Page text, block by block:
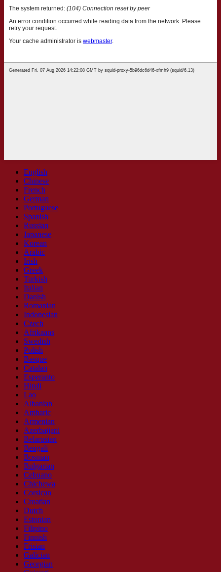
English
Chinese
French
German
Portuguese
Spanish
Russian
Japanese
Korean
Arabic
Irish
Greek
Turkish
Italian
Danish
Romanian
Indonesian
Czech
Afrikaans
Swedish
Polish
Basque
Catalan
Esperanto
Hindi
Lao
Albanian
Amharic
Armenian
Azerbaijani
Belarusian
Bengali
Bosnian
Bulgarian
Cebuano
Chichewa
Corsican
Croatian
Dutch
Estonian
Filipino
Finnish
Frisian
Galician
Georgian